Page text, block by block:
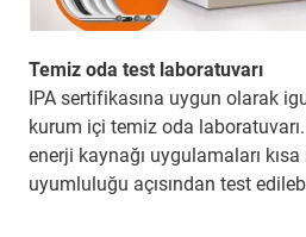
Temiz oda test laboratuvarı
IPA sertifikasına uygun olarak
kurum içi temiz oda
enerji kaynağı uygulamaları
uyumluluğu açısından test